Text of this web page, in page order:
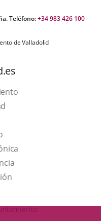
Teléfono:+34 983 426 100
de Valladolid
This
link
will
open
a